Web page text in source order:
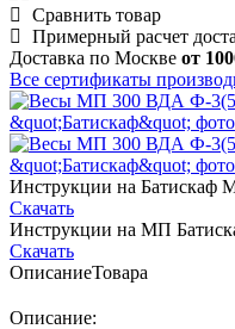
Сравнить товар
Примерный расчет
Доставка по Москве от
Все сертификаты
Инструкции на Батискаф
Скачать
Инструкции на МП
Скачать
ОписаниеТовара
Описание: